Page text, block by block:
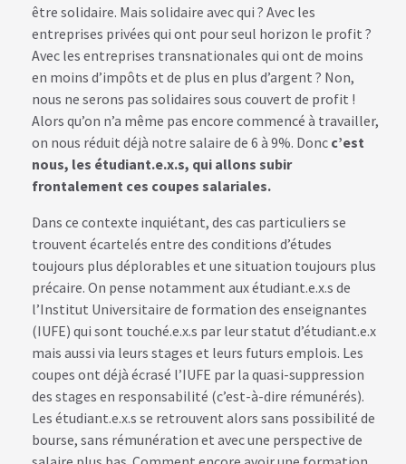
être solidaire. Mais solidaire avec qui ? Avec les
entreprises privées qui ont pour seul horizon le profit ?
Avec les entreprises transnationales qui ont de moins
en moins d’impôts et de plus en plus d’argent ? Non,
nous ne serons pas solidaires sous couvert de profit !
Alors qu’on n’a même pas encore commencé à travailler,
on nous réduit déjà notre salaire de 6 à 9%. Donc c’est
nous, les étudiant.e.x.s, qui allons subir
frontalement ces coupes salariales.
Dans ce contexte inquiétant, des cas particuliers se
trouvent écartelés entre des conditions d’études
toujours plus déplorables et une situation toujours plus
précaire. On pense notamment aux étudiant.e.x.s de
l’Institut Universitaire de formation des enseignantes
(IUFE) qui sont touché.e.x.s par leur statut d’étudiant.e.x
mais aussi via leurs stages et leurs futurs emplois. Les
coupes ont déjà écrasé l’IUFE par la quasi-suppression
des stages en responsabilité (c’est-à-dire rémunérés).
Les étudiant.e.x.s se retrouvent alors sans possibilité de
bourse, sans rémunération et avec une perspective de